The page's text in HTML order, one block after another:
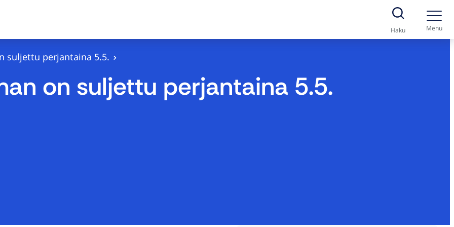
Haku Menu
suljettu perjantaina 5.5.
on suljettu perjantaina 5.5.